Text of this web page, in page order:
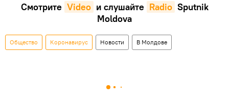
Смотрите Video и слушайте Radio Sputnik
Moldova
Общество Коронавирус Новости В Молдове